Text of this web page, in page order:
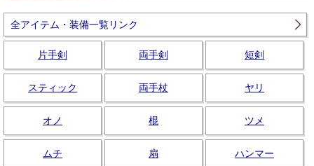
全アイテム・装備一覧リンク
片手剣 両手剣 短剣
スティック 両手杖 ヤリ
オノ 棍 ツメ
ムチ 扇 ハンマー